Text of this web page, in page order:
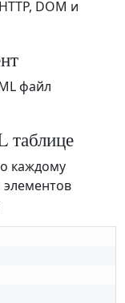
DOM и
файл
каждому
элементов